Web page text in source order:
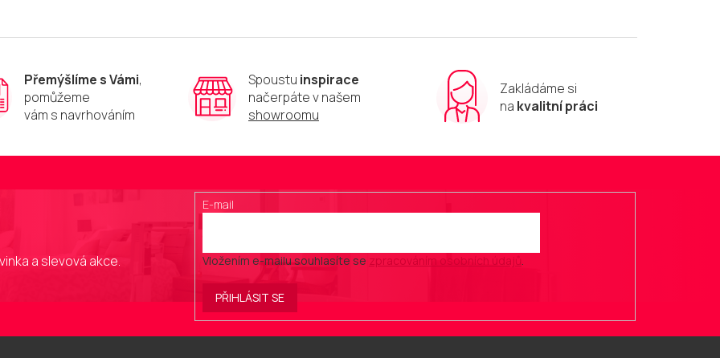
p
r
v
k
v
s
Přemýšlíme s Vámi,
pomůžeme
vám s navrhováním
Spoustu inspirace
načerpáte v našem
showroomu
Zakládáme si
na kvalitní práci
a slevová akce.
E-mail
Vložením e-mailu souhlasíte se zpracováním osobních údajů.
PŘIHLÁSIT SE